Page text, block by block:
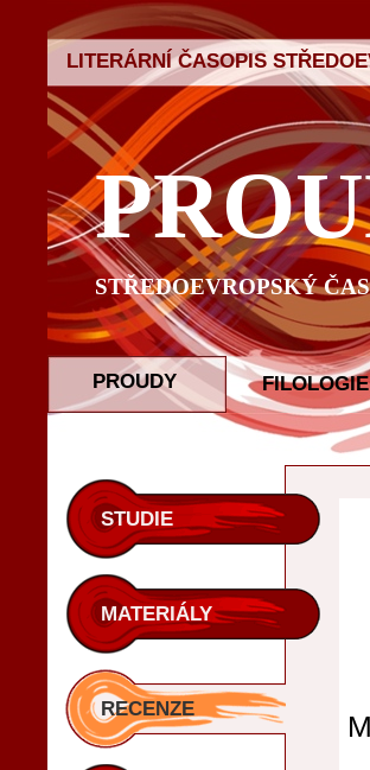
LITERÁRNÍ ČASOPIS
STŘEDOEVROPSKÝ
PROUDY FILOLOGIE
STUDIE
MATERIÁLY
RECENZE